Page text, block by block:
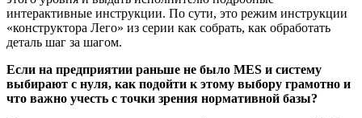
интерактивные инструкции. По сути, это режим инструкции
«конструктора Лего» из серии как собрать, как обработать
деталь шаг за шагом.
Если на предприятии раньше не было MES и систему
выбирают с нуля, как подойти к этому выбору грамотно и
что важно учесть с точки зрения нормативной базы?